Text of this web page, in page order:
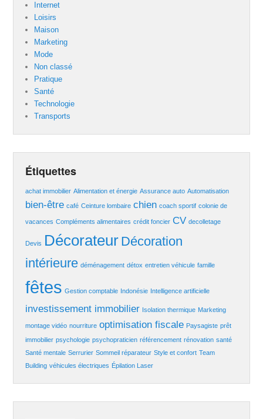
Internet
Loisirs
Maison
Marketing
Mode
Non classé
Pratique
Santé
Technologie
Transports
Étiquettes
achat immobilier Alimentation et énergie Assurance auto Automatisation
bien-être café Ceinture lombaire chien coach sportif colonie de
vacances Compléments alimentaires crédit foncier CV decolletage
Devis Décorateur Décoration
intérieure déménagement détox entretien véhicule famille
fêtes Gestion comptable Indonésie Intelligence artificielle
investissement immobilier Isolation thermique Marketing
montage vidéo nourriture optimisation fiscale Paysagiste prêt
immobilier psychologie psychopraticien référencement rénovation santé
Santé mentale Serrurier Sommeil réparateur Style et confort Team
Building véhicules électriques Épilation Laser